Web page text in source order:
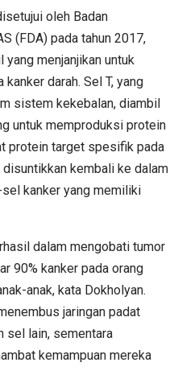
oleh Badan
(FDA) pada tahun 2017,
yang menjanjikan untuk
darah. Sel T, yang
sistem kekebalan, diambil
untuk memproduksi protein
protein target spesifik pada
kembali ke dalam
kanker yang memiliki
dalam mengobati tumor
90% kanker pada orang
anak, kata Dokholyan.
jaringan padat
sel lain, sementara
kemampuan mereka